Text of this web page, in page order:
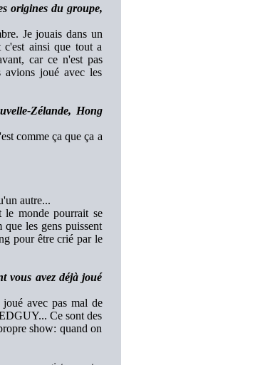
origines du groupe,
Je jouais dans un
ainsi que tout a
car ce n'est pas
avions joué avec les
Zélande, Hong
comme ça que ça a
autre...
monde pourrait se
les gens puissent
pour être crié par le
vous avez déjà joué
avec pas mal de
Ce sont des
show: quand on